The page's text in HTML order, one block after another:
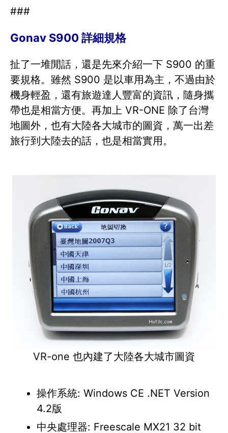
###
Gonav S900 詳細規格
扯了一堆閒話，還是先來介紹一下 S900 的重
要規格。雖然 S900 是以車用為主，不過由於
機身輕盈，還有旅遊達人豐富的資訊，隨身攜
帶也是相當方便。再加上 VR-ONE 除了台灣
地圖外，也有大陸各大城市的圖資，萬一出差
旅行到大陸去的話，也是相當實用。
VR-one 也內建了大陸各大城市圖資
操作系統: Windows CE .NET Version
4.2版
中央處理器: Freescale MX21 32 bit